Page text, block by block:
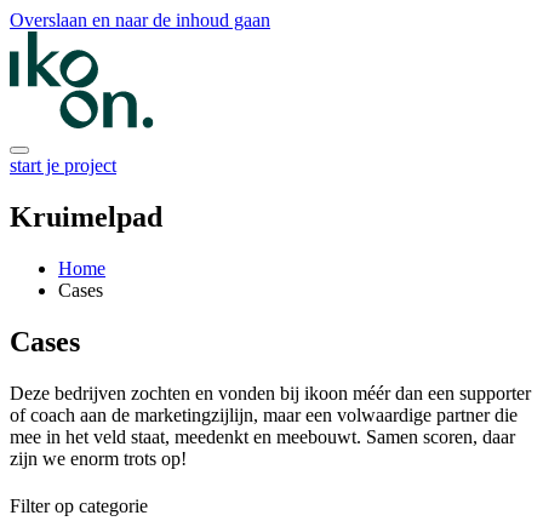
Overslaan en naar de inhoud gaan
start je project
Kruimelpad
Home
Cases
Cases
Deze bedrijven zochten en vonden bij ikoon méér dan een supporter
of coach aan de marketingzijlijn, maar een volwaardige partner die
mee in het veld staat, meedenkt en meebouwt. Samen scoren, daar
zijn we enorm trots op!
Filter op categorie